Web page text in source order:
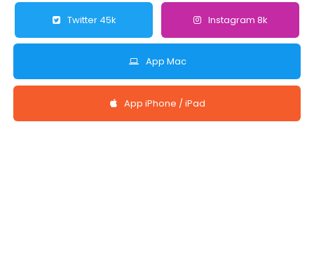
Twitter 45k Instagram 8k
App Mac
App iPhone / iPad